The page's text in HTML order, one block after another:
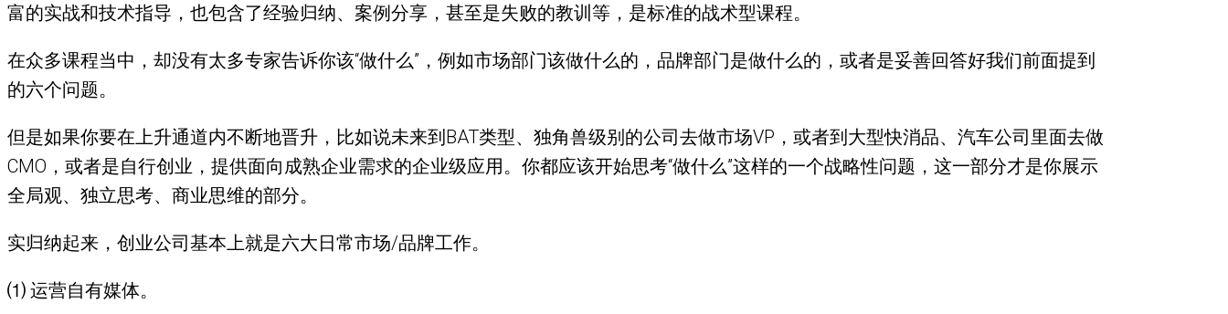
富的实战和技术指导，也包含了经验归纳、案例分享，甚至是失败的教训等，是标准的战术型课程。
在众多课程当中，却没有太多专家告诉你该“做什么”，例如市场部门该做什么的，品牌部门是做什么的，或者是妥善回答好我们前面提到
的六个问题。
但是如果你要在上升通道内不断地晋升，比如说未来到BAT类型、独角兽级别的公司去做市场VP，或者到大型快消品、汽车公司里面去做
CMO，或者是自行创业，提供面向成熟企业需求的企业级应用。你都应该开始思考“做什么”这样的一个战略性问题，这一部分才是你展示
全局观、独立思考、商业思维的部分。
实归纳起来，创业公司基本上就是六大日常市场/品牌工作。
⑴ 运营自有媒体。